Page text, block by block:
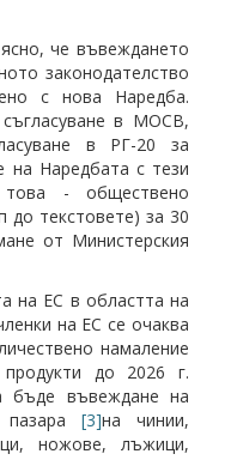
че въвеждането
законодателство
с нова Наредба.
в МОСВ,
в РГ-20 за
на Наредбата с тези
- обществено
до текстовете) за 30
от Министерския
на ЕС в областта на
на ЕС се очаква
намаление
до 2026 г.
бъде въвеждане на
пазара[3]на чинии,
ножове, лъжици,